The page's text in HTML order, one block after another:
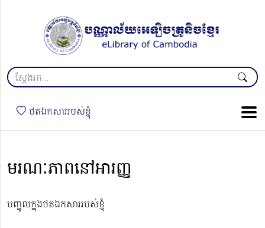
ថតឯកសាររបស់ខ្ញុំ
មរណៈភាពនៅអារញ្ញ
បញ្ចូលក្នុងថតឯកសាររបស់ខ្ញុំ